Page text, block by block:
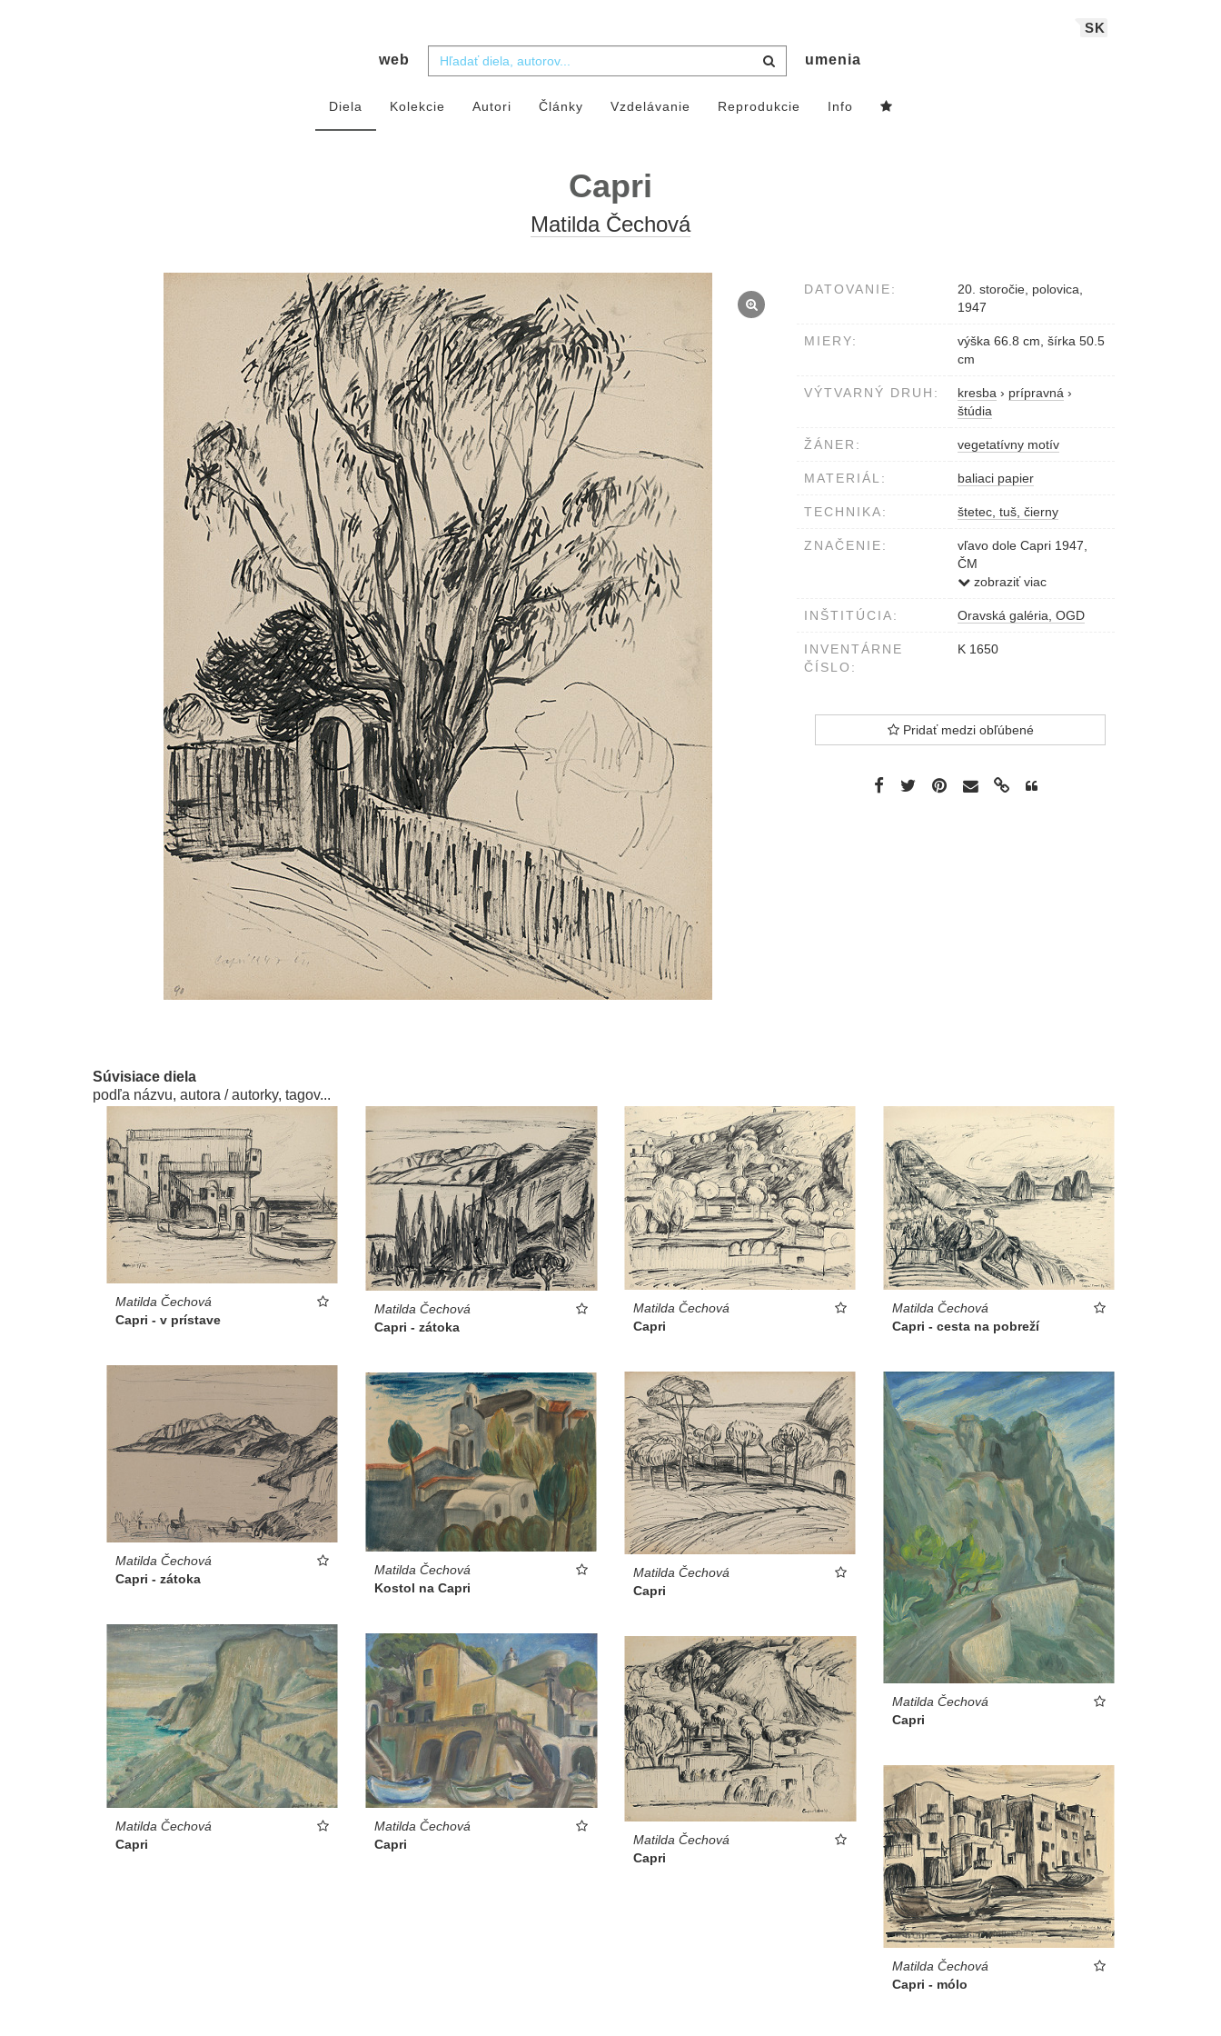
SK
web umenia
Diela Kolekcie Autori Články Vzdelávanie Reprodukcie Info
Capri
Matilda Čechová
DATOVANIE:
20. storočie, polovica,
1947
MIERY:
výška 66.8 cm, šírka 50.5
cm
VÝTVARNÝ DRUH: kresba › prípravná ›
štúdia
ŽÁNER: vegetatívny motív
MATERIÁL: baliaci papier
TECHNIKA: štetec, tuš, čierny
ZNAČENIE:
vľavo dole Capri 1947,
ČM
tušomzobraziť viac
INŠTITÚCIA: Oravská galéria, OGD
INVENTÁRNE
ČÍSLO:
K 1650
Pridať medzi obľúbené
Súvisiace diela
podľa názvu, autora / autorky, tagov...
Matilda Čechová
Capri - v prístave
Matilda Čechová
Capri - zátoka
Matilda Čechová
Capri
Matilda Čechová
Capri - cesta na pobreží
Matilda Čechová
Capri - zátoka
Matilda Čechová
Capri
Matilda Čechová
Capri
Matilda Čechová
Kostol na Capri
Matilda Čechová
Capri
Matilda Čechová
Capri
Matilda Čechová
Capri
Matilda Čechová
Capri - mólo